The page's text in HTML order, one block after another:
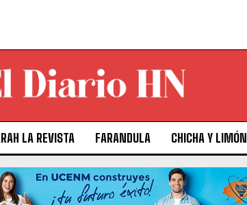
LA REVISTA FARANDULA CHICHA Y LIMÓN